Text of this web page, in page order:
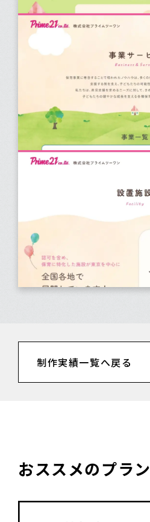
制作実績一覧へ戻る
おススメのプラン